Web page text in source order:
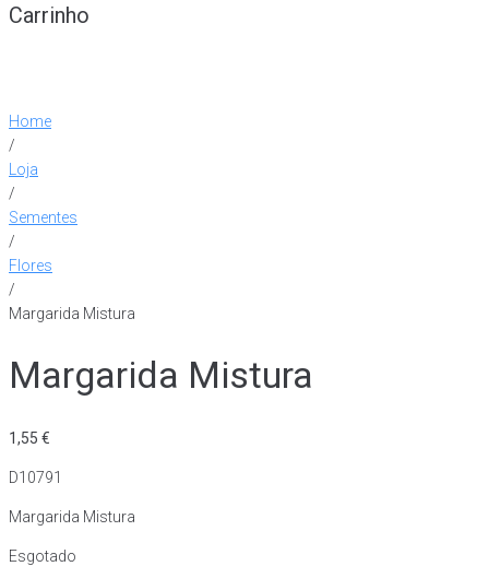
Carrinho
Home
/
Loja
/
Sementes
/
Flores
/
Margarida Mistura
Margarida Mistura
1,55 €
D10791
Margarida Mistura
Esgotado